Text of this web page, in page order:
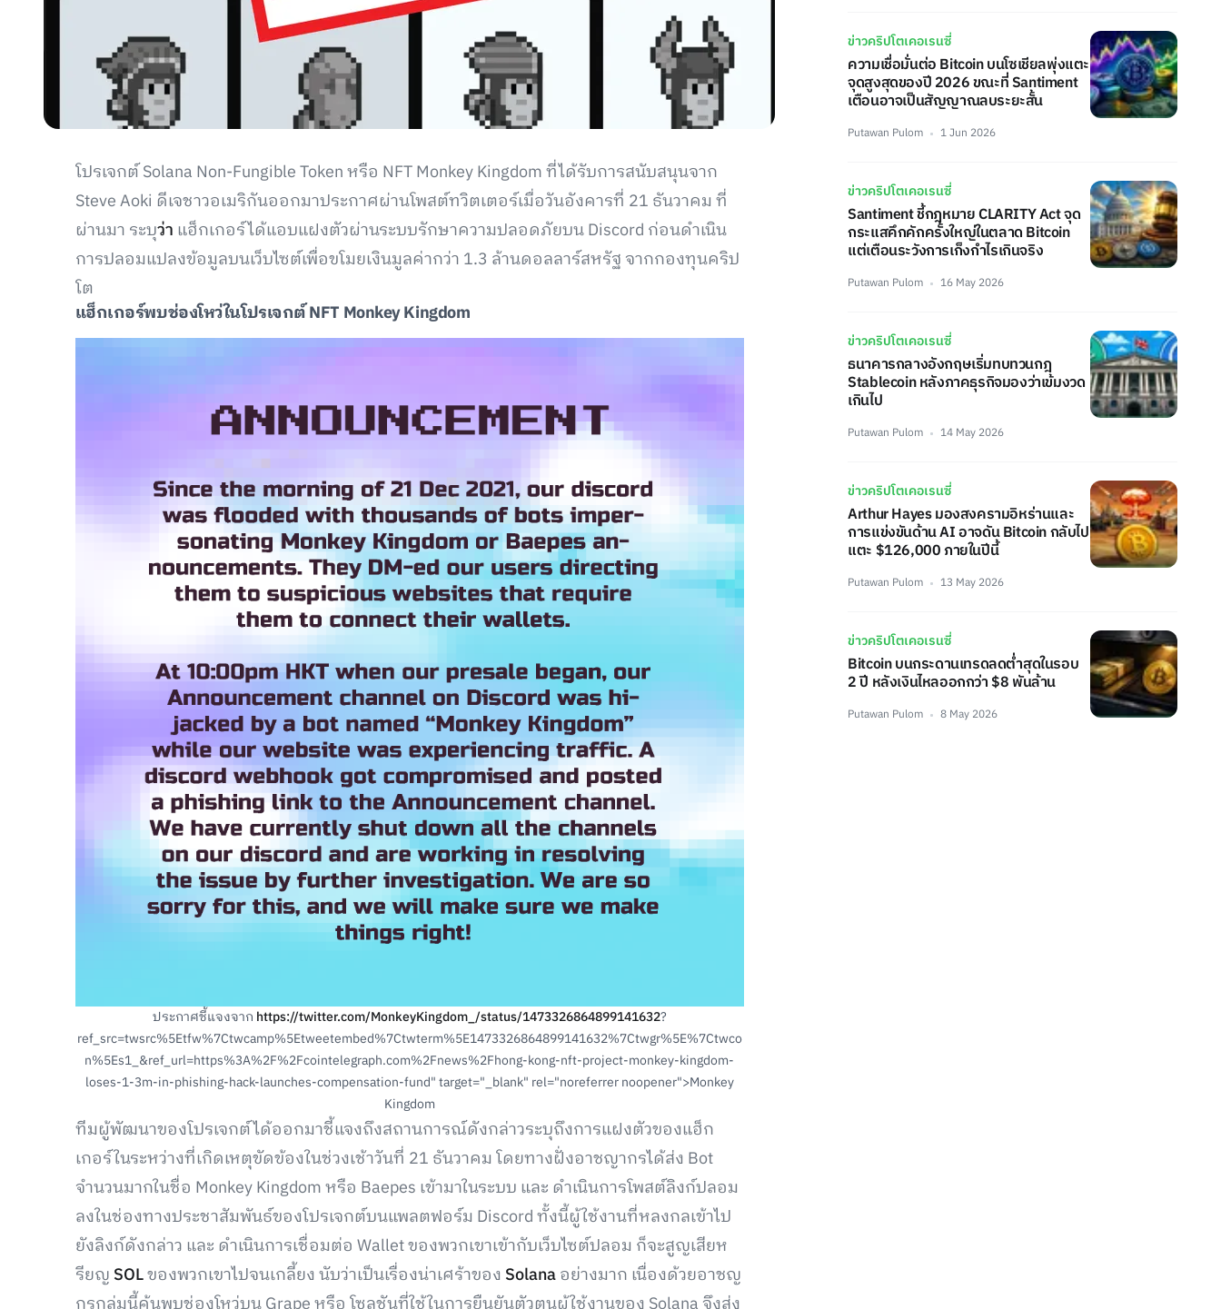
โปรเจกต์ Solana Non-Fungible Token หรือ NFT Monkey Kingdom ที่ได้รับการสนับสนุนจาก
Steve Aoki ดีเจชาวอเมริกันออกมาประกาศผ่านโพสต์ทวิตเตอร์เมื่อวันอังคารที่ 21 ธันวาคม ที่
ผ่านมา ระบุว่า แฮ็กเกอร์ได้แอบแฝงตัวผ่านระบบรักษาความปลอดภัยบน Discord ก่อนดำเนิน
การปลอมแปลงข้อมูลบนเว็บไซต์เพื่อขโมยเงินมูลค่ากว่า 1.3 ล้านดอลลาร์สหรัฐ จากกองทุนคริป
โต
แฮ็กเกอร์พบช่องโหว่ในโปรเจกต์ NFT Monkey Kingdom
ประกาศชี้แจงจาก https://twitter.com/MonkeyKingdom_/status/1473326864899141632?
ref_src=twsrc%5Etfw%7Ctwcamp%5Etweetembed%7Ctwterm%5E1473326864899141632%7Ctwgr%5E%7Ctwco
n%5Es1_&ref_url=https%3A%2F%2Fcointelegraph.com%2Fnews%2Fhong-kong-nft-project-monkey-kingdom-
loses-1-3m-in-phishing-hack-launches-compensation-fund" target="_blank" rel="noreferrer noopener">Monkey
Kingdom
ทีมผู้พัฒนาของโปรเจกต์ได้ออกมาชี้แจงถึงสถานการณ์ดังกล่าวระบุถึงการแฝงตัวของแฮ็ก
เกอร์ในระหว่างที่เกิดเหตุขัดข้องในช่วงเช้าวันที่ 21 ธันวาคม โดยทางฝั่งอาชญากรได้ส่ง Bot
จำนวนมากในชื่อ Monkey Kingdom หรือ Baepes เข้ามาในระบบ และ ดำเนินการโพสต์ลิงก์ปลอม
ลงในช่องทางประชาสัมพันธ์ของโปรเจกต์บนแพลตฟอร์ม Discord ทั้งนี้ผู้ใช้งานที่หลงกลเข้าไป
ยังลิงก์ดังกล่าว และ ดำเนินการเชื่อมต่อ Wallet ของพวกเขาเข้ากับเว็บไซต์ปลอม ก็จะสูญเสียห
รียญ SOLของพวกเขาไปจนเกลี้ยง นับว่าเป็นเรื่องน่าเศร้าของ Solanaอย่างมาก เนื่องด้วยอาชญ
ข่าวคริปโตเคอเรนซี่
ความเชื่อมั่นต่อ Bitcoin บนโซเชียลพุ่งแตะ
จุดสูงสุดของปี 2026 ขณะที่ Santiment
เตือนอาจเป็นสัญญาณลบระยะสั้น
Putawan Pulom 1 Jun 2026
ข่าวคริปโตเคอเรนซี่
Santiment ชี้กฎหมาย CLARITY Act จุด
กระแสคึกคักครั้งใหญ่ในตลาด Bitcoin
แต่เตือนระวังการเก็งกำไรเกินจริง
Putawan Pulom 16 May 2026
ข่าวคริปโตเคอเรนซี่
ธนาคารกลางอังกฤษเริ่มทบทวนกฎ
Stablecoin หลังภาคธุรกิจมองว่าเข้มงวด
เกินไป
Putawan Pulom 14 May 2026
ข่าวคริปโตเคอเรนซี่
Arthur Hayes มองสงครามอิหร่านและ
การแข่งขันด้าน AI อาจดัน Bitcoin กลับไป
แตะ $126,000 ภายในปีนี้
Putawan Pulom 13 May 2026
ข่าวคริปโตเคอเรนซี่
Bitcoin บนกระดานเทรดลดต่ำสุดในรอบ
2 ปี หลังเงินไหลออกกว่า $8 พันล้าน
Putawan Pulom 8 May 2026